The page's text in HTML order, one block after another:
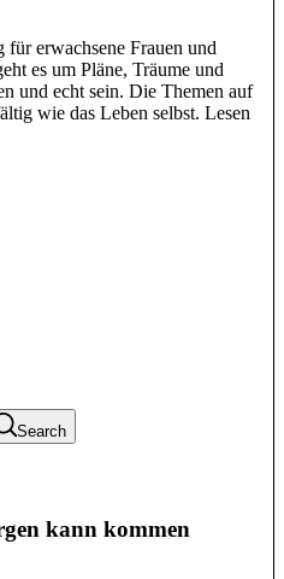
erwachsene Frauen und
es um Pläne, Träume und
und echt sein. Die Themen auf
wie das Leben selbst. Lesen
Search
kann kommen